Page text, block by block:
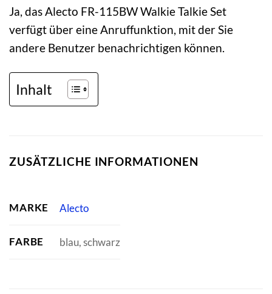
Ja, das Alecto FR-115BW Walkie Talkie Set
verfügt über eine Anruffunktion, mit der Sie
andere Benutzer benachrichtigen können.
Inhalt
ZUSÄTZLICHE INFORMATIONEN
MARKE Alecto
FARBE blau, schwarz